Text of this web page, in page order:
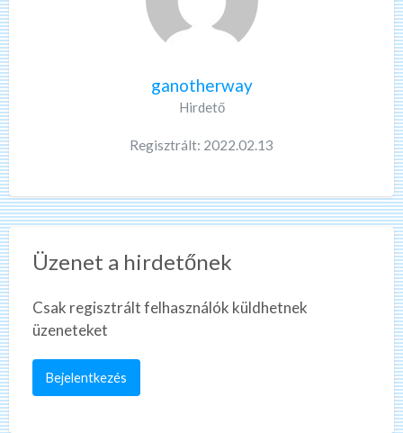
ganotherway
Hirdető
Regisztrált: 2022.02.13
Üzenet a hirdetőnek
Csak regisztrált felhasználók küldhetnek
üzeneteket
Bejelentkezés